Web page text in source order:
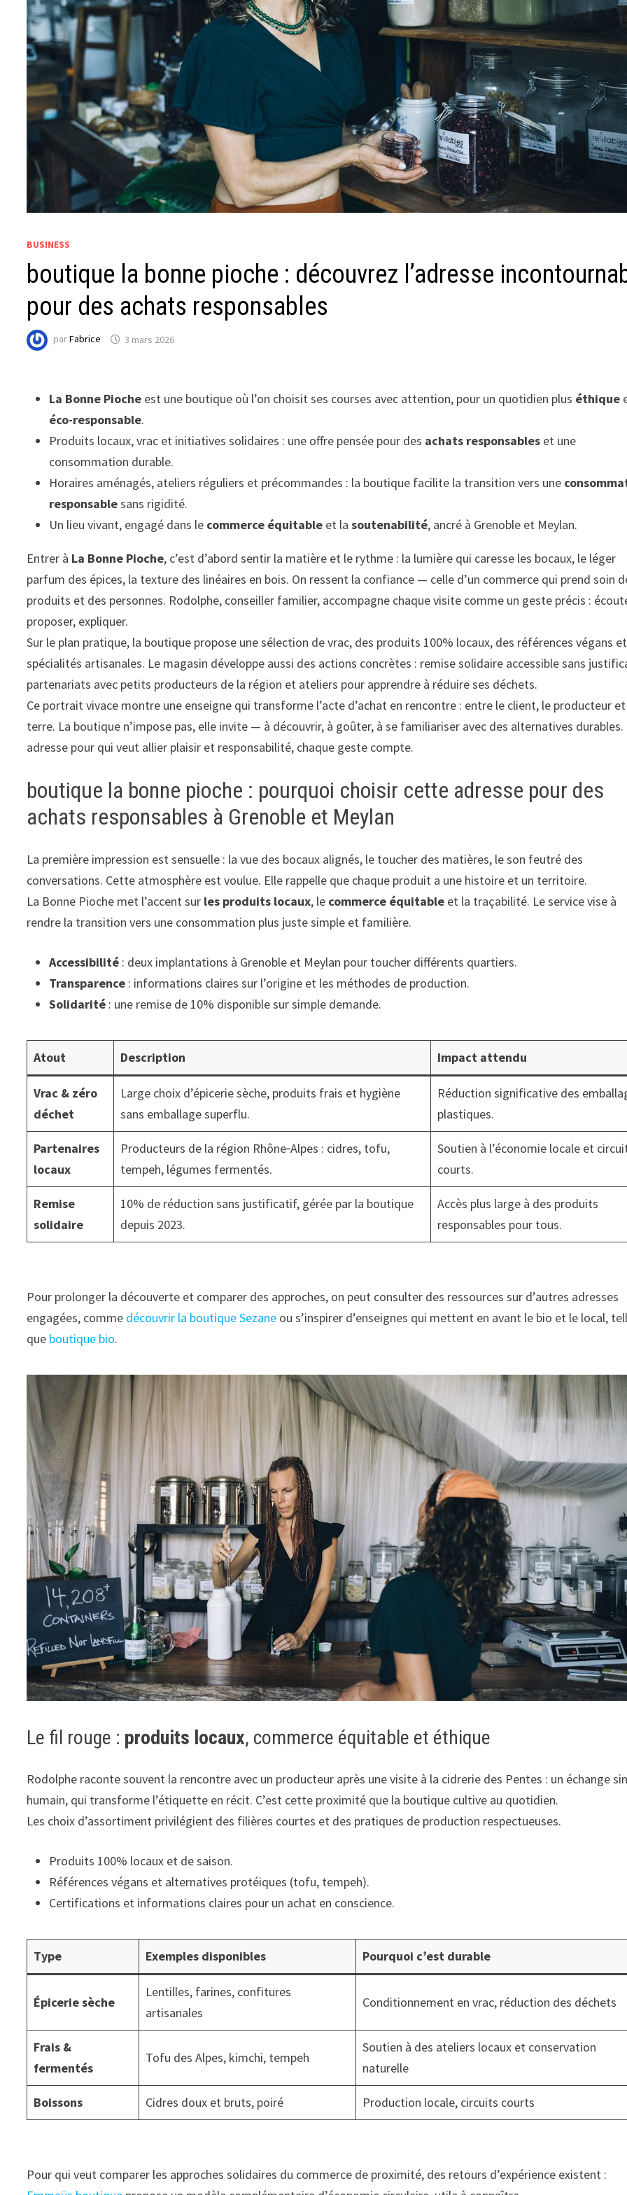
BUSINESS
boutique la bonne pioche : découvrez l’adresse
pour des achats responsables
parFabrice 3 mars 2026
La Bonne Pioche est une boutique où l’on choisit ses courses avec attention, pour un quotidien plus éthique
éco-responsable.
Produits locaux, vrac et initiatives solidaires : une offre pensée pour des achats responsables et une
consommation durable.
Horaires aménagés, ateliers réguliers et précommandes : la boutique facilite la transition vers une
responsablesans rigidité.
Un lieu vivant, engagé dans le commerce équitable et lasoutenabilité, ancré à Grenoble et Meylan.
Entrer à La Bonne Pioche, c’est d’abord sentir la matière et le rythme : la lumière qui caresse les bocaux, le léger
parfum des épices, la texture des linéaires en bois. On ressent la confiance — celle d’un commerce qui prend soin
produits et des personnes. Rodolphe, conseiller familier, accompagne chaque visite comme un geste précis :
proposer, expliquer.
Sur le plan pratique, la boutique propose une sélection de vrac, des produits 100% locaux, des références végans
spécialités artisanales. Le magasin développe aussi des actions concrètes : remise solidaire accessible sans
partenariats avec petits producteurs de la région et ateliers pour apprendre à réduire ses déchets.
Ce portrait vivace montre une enseigne qui transforme l’acte d’achat en rencontre : entre le client, le producteur
terre. La boutique n’impose pas, elle invite — à découvrir, à goûter, à se familiariser avec des alternatives durables.
adresse pour qui veut allier plaisir et responsabilité, chaque geste compte.
boutique la bonne pioche : pourquoi choisir cette adresse pour des
achats responsables à Grenoble et Meylan
La première impression est sensuelle : la vue des bocaux alignés, le toucher des matières, le son feutré des
conversations. Cette atmosphère est voulue. Elle rappelle que chaque produit a une histoire et un territoire.
La Bonne Pioche met l’accent sur les produits locaux, le commerce équitable et la traçabilité. Le service vise à
rendre la transition vers une consommation plus juste simple et familière.
Accessibilité : deux implantations à Grenoble et Meylan pour toucher différents quartiers.
Transparence : informations claires sur l’origine et les méthodes de production.
Solidarité : une remise de 10% disponible sur simple demande.
Atout Description Impact attendu
Vrac & zéro
déchet
Large choix d’épicerie sèche, produits frais et hygiène
sans emballage superflu.
Réduction significative des
plastiques.
Partenaires
locaux
Producteurs de la région Rhône‑Alpes : cidres, tofu,
tempeh, légumes fermentés.
Soutien à l’économie locale et
courts.
Remise
solidaire
10% de réduction sans justificatif, gérée par la boutique
depuis 2023.
Accès plus large à des produits
responsables pour tous.
Pour prolonger la découverte et comparer des approches, on peut consulter des ressources sur d’autres adresses
engagées, comme découvrir la boutique Sezane ou s’inspirer d’enseignes qui mettent en avant le bio et le local,
que boutique bio.
Le fil rouge : produits locaux, commerce équitable et éthique
Rodolphe raconte souvent la rencontre avec un producteur après une visite à la cidrerie des Pentes : un échange
humain, qui transforme l’étiquette en récit. C’est cette proximité que la boutique cultive au quotidien.
Les choix d’assortiment privilégient des filières courtes et des pratiques de production respectueuses.
Produits 100% locaux et de saison.
Références végans et alternatives protéiques (tofu, tempeh).
Certifications et informations claires pour un achat en conscience.
Type Exemples disponibles Pourquoi c’est durable
Épicerie sèche
Lentilles, farines, confitures
artisanales
Conditionnement en vrac, réduction des déchets
Frais &
fermentés
Tofu des Alpes, kimchi, tempeh
Soutien à des ateliers locaux et conservation
naturelle
Boissons Cidres doux et bruts, poiré Production locale, circuits courts
Pour qui veut comparer les approches solidaires du commerce de proximité, des retours d’expérience existent :